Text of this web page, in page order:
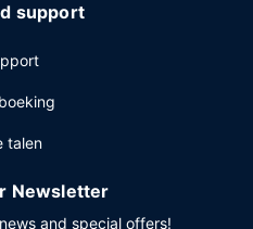
support
talen
Newsletter
and special offers!